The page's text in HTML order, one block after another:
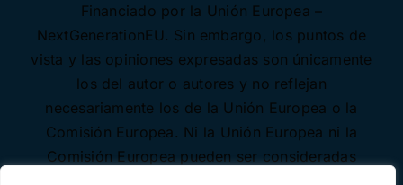
Financiado por la Unión Europea –
NextGenerationEU. Sin embargo, los puntos de
vista y las opiniones expresadas son únicamente
los del autor o autores y no reflejan
necesariamente los de la Unión Europea o la
Comisión Europea. Ni la Unión Europea ni la
Comisión Europea pueden ser consideradas